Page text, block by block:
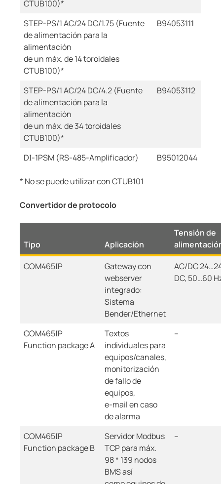
CTUB100)*
STEP-PS/1 AC/24 DC/1.75 (Fuente
de alimentación para la
alimentación
de un máx. de 14 toroidales
CTUB100)*
B94053111
STEP-PS/1 AC/24 DC/4.2 (Fuente
de alimentación para la
alimentación
de un máx. de 34 toroidales
CTUB100)*
B94053112
DI-1PSM (RS-485-Amplificador) B95012044
* No se puede utilizar con CTUB101
Convertidor de protocolo
Tipo Aplicación
Tensión de
COM465IP
Gateway con
webserver
integrado:
Sistema
Bender/Ethernet
AC/DC
DC, 50…60
COM465IP
Function package A
Textos
individuales para
equipos/canales,
monitorización
de fallo de
equipos,
e-mail en caso
de alarma
--
COM465IP
Function package B
Servidor Modbus
TCP para máx.
98 * 139 nodos
BMS así
--